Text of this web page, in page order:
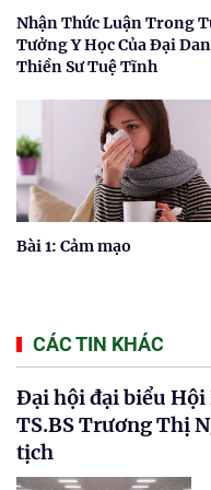
Nhận Thức Luận Trong
Tưởng Y Học Của Đại
Thiền Sư Tuệ Tĩnh
Bài 1: Cảm mạo
CÁC TIN KHÁC
Đại hội đại biểu
TS.BS Trương Thị
tịch